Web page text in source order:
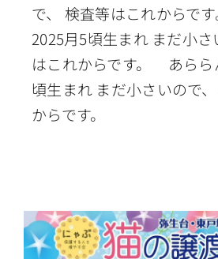
で、 検査等はこれから
2025月5頃生まれ まだ小
はこれからです。 あらら
頃生まれ まだ小さいので
からです。